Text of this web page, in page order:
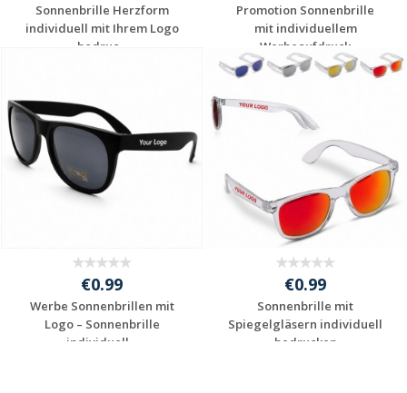
Sonnenbrille Herzform
individuell mit Ihrem Logo
bedruc...
Promotion Sonnenbrille
mit individuellem
Werbeaufdruck
Jetzt Angebot
anfordern
€0.99
Werbe Sonnenbrillen mit
Logo – Sonnenbrille
individuell...
€0.99
Sonnenbrille mit
Spiegelgläsern individuell
bedrucken